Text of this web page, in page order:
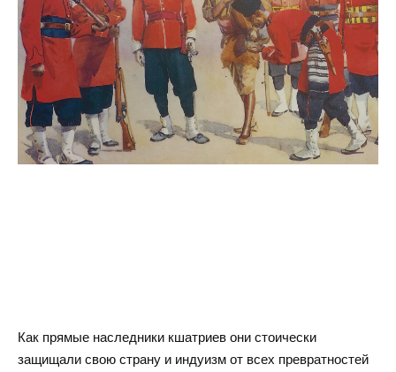
Как прямые наследники кшатриев они стоически
защищали свою страну и индуизм от всех превратностей